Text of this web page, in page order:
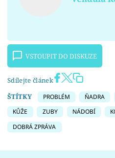
VSTOUPIT DO DISKUZE
Sdílejte článek
ŠTÍTKY
PROBLÉM ŇADRA
KŮŽE
ZUBY NÁDOBÍ
DOBRÁ ZPRÁVA